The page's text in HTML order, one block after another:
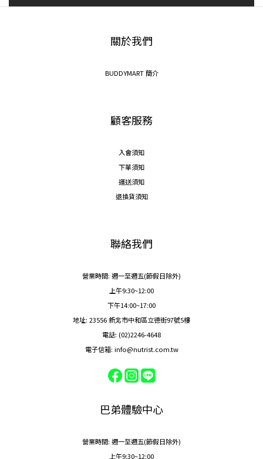
關於我們
BUDDYMART 簡介
顧客服務
入會須知
下單須知
運送須知
退換貨須知
聯絡我們
營業時間: 週一至週五(節假日除外)
上午9:30~12:00
下午14:00~17:00
地址: 23556 新北市中和區立德街97號5樓
電話: (02)2246-4648
電子信箱: info@nutrist.com.tw
巴弟體驗中心
營業時間: 週一至週五(節假日除外)
上午9:30~12:00